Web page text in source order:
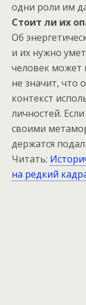
одни роли им
Стоит ли их
Об
и их нужно
человек может
не значит, что
контекст
личностей.
своими
держатся
Читать:
на редкий